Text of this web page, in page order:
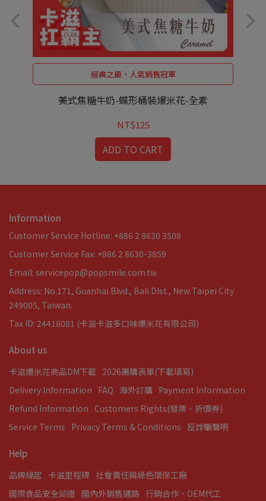
經典之最，人氣銷售冠軍
美式焦糖牛奶-蝶形桶裝爆米花-全素
NT$125
ADD TO CART
Information
Customer Service Hotline: +886 2 8630 3508
Customer Service Fax: +886 2 8630-3859
Email: servicepop@popsmile.com.tw
Address: No.171, Guanhai Blvd., Bali DIst., New Taipei City
249005, Taiwan.
Tax ID: 24418081 (卡滋卡滋多口味爆米花有限公司)
About us
卡滋爆米花商品DM下載 2026團購表單(下載填寫)
Delivery Information
FAQ 海外訂購 Payment Information
Refund Information Customers Rights(發票、折價券)
Service Terms
Privacy Terms & Conditions 反詐騙聲明
Help
品牌緣起 卡滋里程碑 社會責任與綠色環保工廠
國際食品安全認證 國內外銷售通路 行銷合作、OEM代工